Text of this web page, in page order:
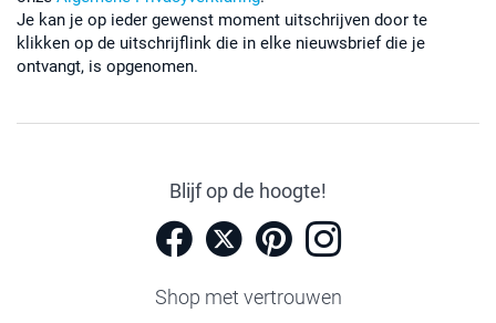
Je kan je op ieder gewenst moment uitschrijven door te
klikken op de uitschrijflink die in elke nieuwsbrief die je
ontvangt, is opgenomen.
Blijf op de hoogte!
Shop met vertrouwen